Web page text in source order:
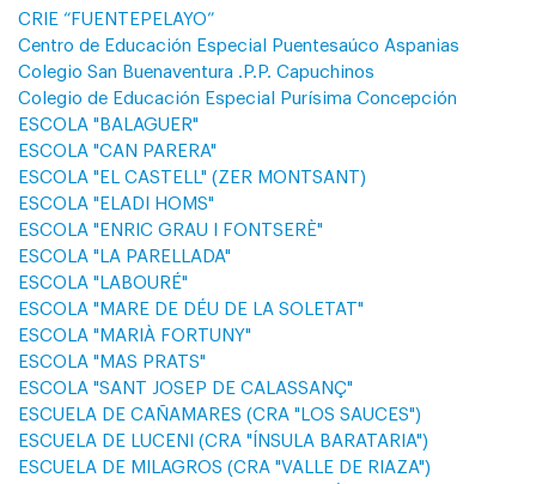
CRIE “FUENTEPELAYO”
Centro de Educación Especial Puentesaúco Aspanias
Colegio San Buenaventura .P.P. Capuchinos
Colegio de Educación Especial Purísima Concepción
ESCOLA "BALAGUER"
ESCOLA "CAN PARERA"
ESCOLA "EL CASTELL" (ZER MONTSANT)
ESCOLA "ELADI HOMS"
ESCOLA "ENRIC GRAU I FONTSERÈ"
ESCOLA "LA PARELLADA"
ESCOLA "LABOURÉ"
ESCOLA "MARE DE DÉU DE LA SOLETAT"
ESCOLA "MARIÀ FORTUNY"
ESCOLA "MAS PRATS"
ESCOLA "SANT JOSEP DE CALASSANÇ"
ESCUELA DE CAÑAMARES (CRA "LOS SAUCES")
ESCUELA DE LUCENI (CRA "ÍNSULA BARATARIA")
ESCUELA DE MILAGROS (CRA "VALLE DE RIAZA")